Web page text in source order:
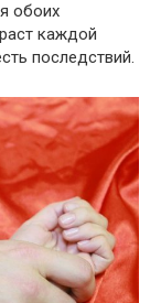
обоих
каждой
последствий.